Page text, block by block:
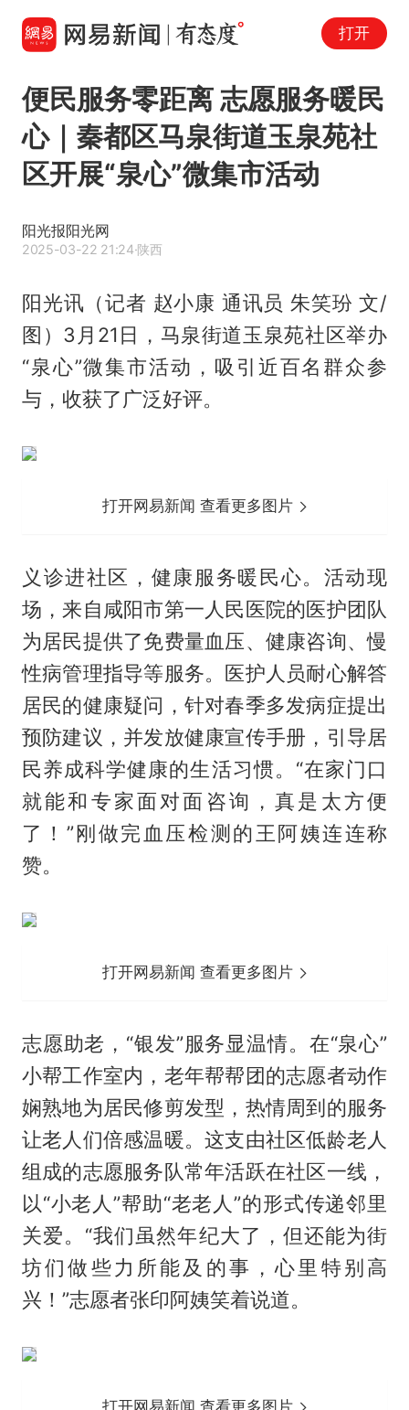
打开
便民服务零距离 志愿服务暖民
心｜秦都区马泉街道玉泉苑社
区开展“泉心”微集市活动
阳光报阳光网
2025-03-22 21:24·陕西
阳光讯（记者 赵小康 通讯员 朱笑玢 文/
图）3月21日，马泉街道玉泉苑社区举办
“泉心”微集市活动，吸引近百名群众参
与，收获了广泛好评。
打开网易新闻 查看更多图片
义诊进社区，健康服务暖民心。活动现
场，来自咸阳市第一人民医院的医护团队
为居民提供了免费量血压、健康咨询、慢
性病管理指导等服务。医护人员耐心解答
居民的健康疑问，针对春季多发病症提出
预防建议，并发放健康宣传手册，引导居
民养成科学健康的生活习惯。“在家门口
就能和专家面对面咨询，真是太方便
了！”刚做完血压检测的王阿姨连连称
赞。
打开网易新闻 查看更多图片
志愿助老，“银发”服务显温情。在“泉心”
小帮工作室内，老年帮帮团的志愿者动作
娴熟地为居民修剪发型，热情周到的服务
让老人们倍感温暖。这支由社区低龄老人
组成的志愿服务队常年活跃在社区一线，
以“小老人”帮助“老老人”的形式传递邻里
关爱。“我们虽然年纪大了，但还能为街
坊们做些力所能及的事，心里特别高
兴！”志愿者张印阿姨笑着说道。
打开网易新闻 查看更多图片